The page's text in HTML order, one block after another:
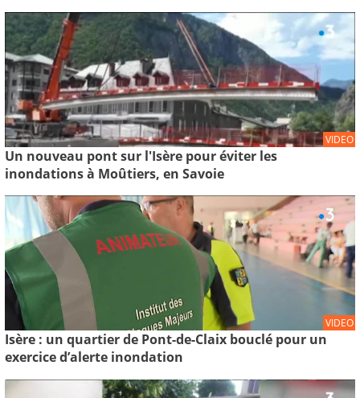
VIDEO
Un nouveau pont sur l'Isère pour éviter les
inondations à Moûtiers, en Savoie
VIDEO
Isère : un quartier de Pont-de-Claix bouclé pour un
exercice d’alerte inondation